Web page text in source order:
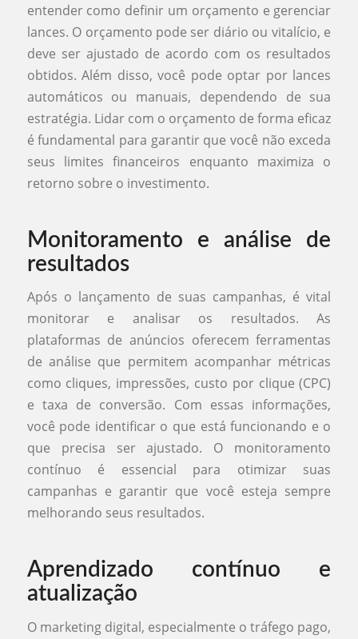
entender como definir um orçamento e gerenciar
lances. O orçamento pode ser diário ou vitalício, e
deve ser ajustado de acordo com os resultados
obtidos. Além disso, você pode optar por lances
automáticos ou manuais, dependendo de sua
estratégia. Lidar com o orçamento de forma eficaz
é fundamental para garantir que você não exceda
seus limites financeiros enquanto maximiza o
retorno sobre o investimento.
Monitoramento e análise de
resultados
Após o lançamento de suas campanhas, é vital
monitorar e analisar os resultados. As
plataformas de anúncios oferecem ferramentas
de análise que permitem acompanhar métricas
como cliques, impressões, custo por clique (CPC)
e taxa de conversão. Com essas informações,
você pode identificar o que está funcionando e o
que precisa ser ajustado. O monitoramento
contínuo é essencial para otimizar suas
campanhas e garantir que você esteja sempre
melhorando seus resultados.
Aprendizado contínuo e
atualização
O marketing digital, especialmente o tráfego pago,